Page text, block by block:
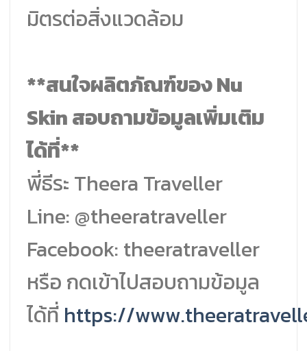
มิตรต่อสิ่งแวดล้อม
**สนใจผลิตภัณฑ์ของ Nu
Skin สอบถามข้อมูลเพิ่มเติม
ได้ที่**
พี่ธีระ Theera Traveller
Line: @theeratraveller
Facebook: theeratraveller
หรือ กดเข้าไปสอบถามข้อมูล
ได้ที่ https://